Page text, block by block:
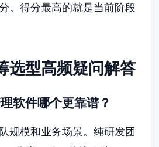
。得分最高的就是当前阶段
选型高频疑问解答
软件哪个更靠谱？
规模和业务场景。纯研发团